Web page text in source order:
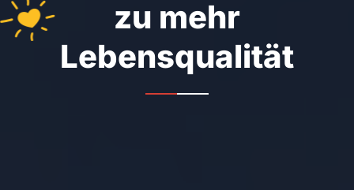
zu mehr
Lebensqualität